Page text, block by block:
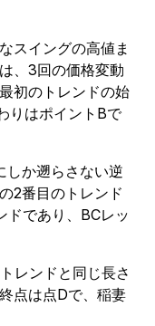
スイングの高値ま
、3回の価格変動
初のトレンドの始
りはポイントBで
しか遡らさない逆
2番目のトレンド
ドであり、BCレッ
レンドと同じ長さ
点は点Dで、稲妻